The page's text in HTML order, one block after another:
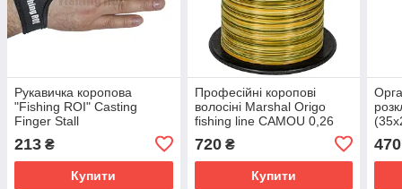
Рукавичка коропова
"Fishing ROI" Casting
Finger Stall
213 ₴
Купити
Професійні коропові
волосіні Marshal Origo
fishing line CAMOU 0,26
720₴
Купити
470